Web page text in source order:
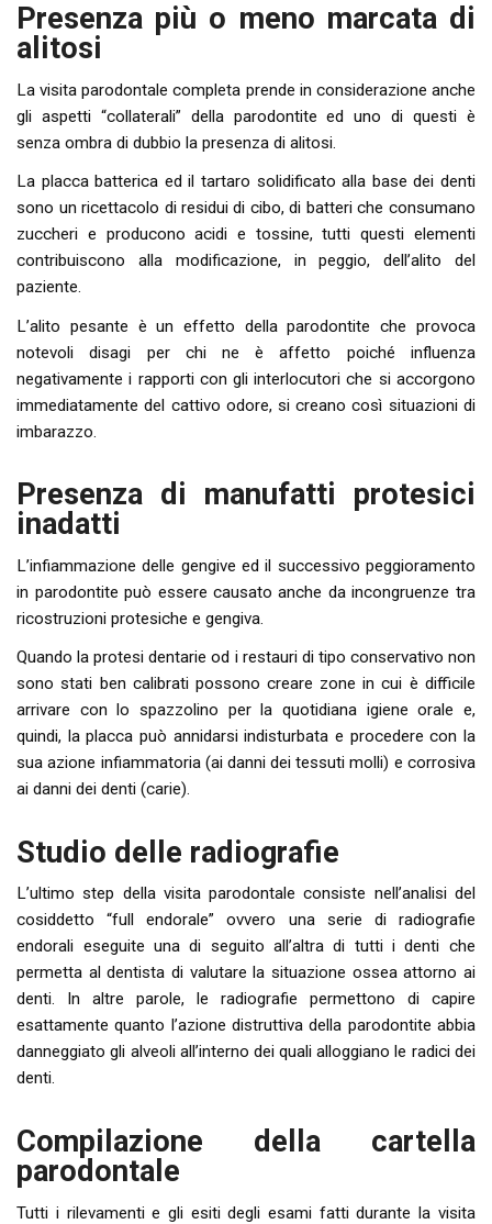
Presenza più o meno marcata di
alitosi
La visita parodontale completa prende in considerazione anche
gli aspetti “collaterali” della parodontite ed uno di questi è
senza ombra di dubbio la presenza di alitosi.
La placca batterica ed il tartaro solidificato alla base dei denti
sono un ricettacolo di residui di cibo, di batteri che consumano
zuccheri e producono acidi e tossine, tutti questi elementi
contribuiscono alla modificazione, in peggio, dell’alito del
paziente.
L’alito pesante è un effetto della parodontite che provoca
notevoli disagi per chi ne è affetto poiché influenza
negativamente i rapporti con gli interlocutori che si accorgono
immediatamente del cattivo odore, si creano così situazioni di
imbarazzo.
Presenza di manufatti protesici
inadatti
L’infiammazione delle gengive ed il successivo peggioramento
in parodontite può essere causato anche da incongruenze tra
ricostruzioni protesiche e gengiva.
Quando la protesi dentarie od i restauri di tipo conservativo non
sono stati ben calibrati possono creare zone in cui è difficile
arrivare con lo spazzolino per la quotidiana igiene orale e,
quindi, la placca può annidarsi indisturbata e procedere con la
sua azione infiammatoria (ai danni dei tessuti molli) e corrosiva
ai danni dei denti (carie).
Studio delle radiografie
L’ultimo step della visita parodontale consiste nell’analisi del
cosiddetto “full endorale” ovvero una serie di radiografie
endorali eseguite una di seguito all’altra di tutti i denti che
permetta al dentista di valutare la situazione ossea attorno ai
denti. In altre parole, le radiografie permettono di capire
esattamente quanto l’azione distruttiva della parodontite abbia
danneggiato gli alveoli all’interno dei quali alloggiano le radici dei
denti.
Compilazione della cartella
parodontale
Tutti i rilevamenti e gli esiti degli esami fatti durante la visita